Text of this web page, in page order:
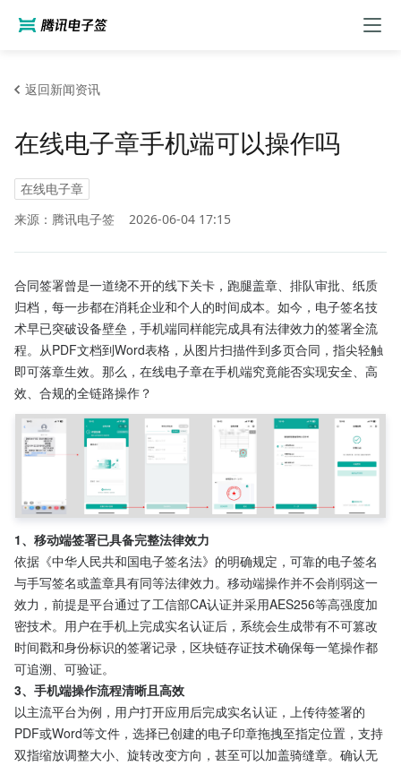
返回新闻资讯
在线电子章手机端可以操作吗
在线电子章
来源：腾讯电子签
2026-06-04 17:15
合同签署曾是一道绕不开的线下关卡，跑腿盖章、排队审批、纸质
归档，每一步都在消耗企业和个人的时间成本。如今，电子签名技
术早已突破设备壁垒，手机端同样能完成具有法律效力的签署全流
程。从PDF文档到Word表格，从图片扫描件到多页合同，指尖轻触
即可落章生效。那么，在线电子章在手机端究竟能否实现安全、高
效、合规的全链路操作？
1、移动端签署已具备完整法律效力
依据《中华人民共和国电子签名法》的明确规定，可靠的电子签名
与手写签名或盖章具有同等法律效力。移动端操作并不会削弱这一
效力，前提是平台通过了工信部CA认证并采用AES256等高强度加
密技术。用户在手机上完成实名认证后，系统会生成带有不可篡改
时间戳和身份标识的签署记录，区块链存证技术确保每一笔操作都
可追溯、可验证。
3、手机端操作流程清晰且高效
以主流平台为例，用户打开应用后完成实名认证，上传待签署的
PDF或Word等文件，选择已创建的电子印章拖拽至指定位置，支持
双指缩放调整大小、旋转改变方向，甚至可以加盖骑缝章。确认无